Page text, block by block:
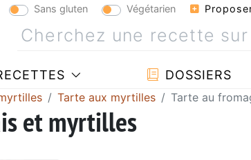
Sans gluten Végétarien
DOSSIERS
Tarte aux myrtilles Tarte au
et myrtilles